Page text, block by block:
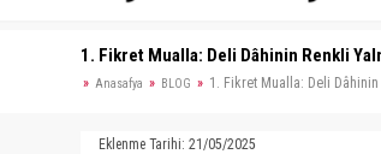
1. Fikret Mualla: Deli Dâhinin Renkli
Anasafya BLOG 1. Fikret Mualla: Deli Dâhinin
Eklenme Tarihi: 21/05/2025